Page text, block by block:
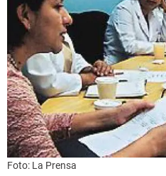
Foto: La Prensa